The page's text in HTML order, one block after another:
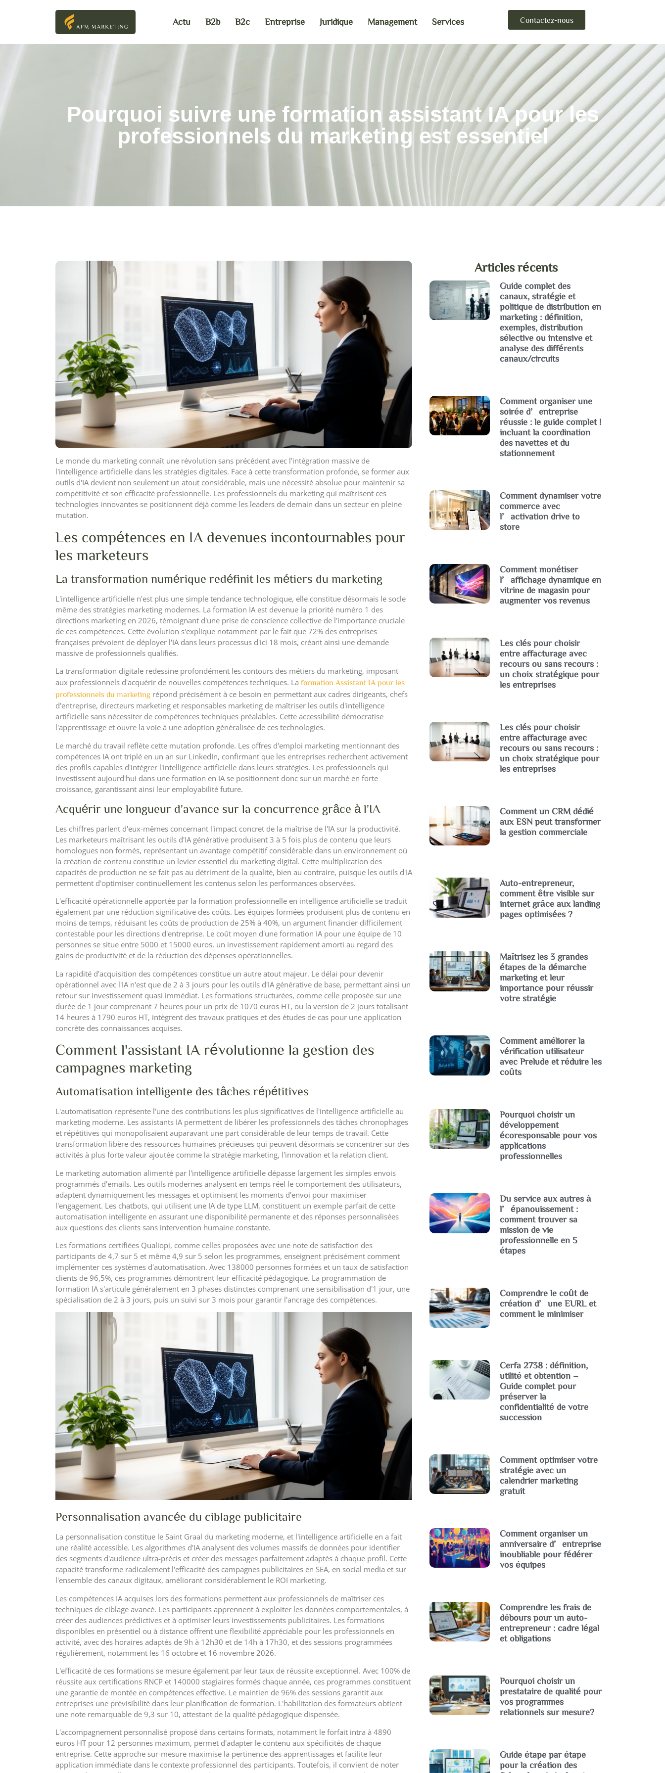
Contactez-nous
Actu B2b B2c Entreprise Juridique Management Services
Pourquoi suivre une formation assistant IA pour les
professionnels du marketing est essentiel
Le monde du marketing connaît une révolution sans précédent avec l'intégration massive de
l'intelligence artificielle dans les stratégies digitales. Face à cette transformation profonde, se former aux
outils d'IA devient non seulement un atout considérable, mais une nécessité absolue pour maintenir sa
compétitivité et son efficacité professionnelle. Les professionnels du marketing qui maîtrisent ces
technologies innovantes se positionnent déjà comme les leaders de demain dans un secteur en pleine
mutation.
Les compétences en IA devenues incontournables pour
les marketeurs
La transformation numérique redéfinit les métiers du marketing
L'intelligence artificielle n'est plus une simple tendance technologique, elle constitue désormais le socle
même des stratégies marketing modernes. La formation IA est devenue la priorité numéro 1 des
directions marketing en 2026, témoignant d'une prise de conscience collective de l'importance cruciale
de ces compétences. Cette évolution s'explique notamment par le fait que 72% des entreprises
françaises prévoient de déployer l'IA dans leurs processus d'ici 18 mois, créant ainsi une demande
massive de professionnels qualifiés.
La transformation digitale redessine profondément les contours des métiers du marketing, imposant
aux professionnels d'acquérir de nouvelles compétences techniques. La formation Assistant IA pour les
professionnels du marketing répond précisément à ce besoin en permettant aux cadres dirigeants, chefs
d'entreprise, directeurs marketing et responsables marketing de maîtriser les outils d'intelligence
artificielle sans nécessiter de compétences techniques préalables. Cette accessibilité démocratise
l'apprentissage et ouvre la voie à une adoption généralisée de ces technologies.
Le marché du travail reflète cette mutation profonde. Les offres d'emploi marketing mentionnant des
compétences IA ont triplé en un an sur LinkedIn, confirmant que les entreprises recherchent activement
des profils capables d'intégrer l'intelligence artificielle dans leurs stratégies. Les professionnels qui
investissent aujourd'hui dans une formation en IA se positionnent donc sur un marché en forte
croissance, garantissant ainsi leur employabilité future.
Acquérir une longueur d'avance sur la concurrence grâce à l'IA
Les chiffres parlent d'eux-mêmes concernant l'impact concret de la maîtrise de l'IA sur la productivité.
Les marketeurs maîtrisant les outils d'IA générative produisent 3 à 5 fois plus de contenu que leurs
homologues non formés, représentant un avantage compétitif considérable dans un environnement où
la création de contenu constitue un levier essentiel du marketing digital. Cette multiplication des
capacités de production ne se fait pas au détriment de la qualité, bien au contraire, puisque les outils d'IA
permettent d'optimiser continuellement les contenus selon les performances observées.
L'efficacité opérationnelle apportée par la formation professionnelle en intelligence artificielle se traduit
également par une réduction significative des coûts. Les équipes formées produisent plus de contenu en
moins de temps, réduisant les coûts de production de 25% à 40%, un argument financier difficilement
contestable pour les directions d'entreprise. Le coût moyen d'une formation IA pour une équipe de 10
personnes se situe entre 5000 et 15000 euros, un investissement rapidement amorti au regard des
gains de productivité et de la réduction des dépenses opérationnelles.
La rapidité d'acquisition des compétences constitue un autre atout majeur. Le délai pour devenir
opérationnel avec l'IA n'est que de 2 à 3 jours pour les outils d'IA générative de base, permettant ainsi un
retour sur investissement quasi immédiat. Les formations structurées, comme celle proposée sur une
durée de 1 jour comprenant 7 heures pour un prix de 1070 euros HT, ou la version de 2 jours totalisant
14 heures à 1790 euros HT, intègrent des travaux pratiques et des études de cas pour une application
concrète des connaissances acquises.
Comment l'assistant IA révolutionne la gestion des
campagnes marketing
Automatisation intelligente des tâches répétitives
L'automatisation représente l'une des contributions les plus significatives de l'intelligence artificielle au
marketing moderne. Les assistants IA permettent de libérer les professionnels des tâches chronophages
et répétitives qui monopolisaient auparavant une part considérable de leur temps de travail. Cette
transformation libère des ressources humaines précieuses qui peuvent désormais se concentrer sur des
activités à plus forte valeur ajoutée comme la stratégie marketing, l'innovation et la relation client.
Le marketing automation alimenté par l'intelligence artificielle dépasse largement les simples envois
programmés d'emails. Les outils modernes analysent en temps réel le comportement des utilisateurs,
adaptent dynamiquement les messages et optimisent les moments d'envoi pour maximiser
l'engagement. Les chatbots, qui utilisent une IA de type LLM, constituent un exemple parfait de cette
automatisation intelligente en assurant une disponibilité permanente et des réponses personnalisées
aux questions des clients sans intervention humaine constante.
Les formations certifiées Qualiopi, comme celles proposées avec une note de satisfaction des
participants de 4,7 sur 5 et même 4,9 sur 5 selon les programmes, enseignent précisément comment
implémenter ces systèmes d'automatisation. Avec 138000 personnes formées et un taux de satisfaction
clients de 96,5%, ces programmes démontrent leur efficacité pédagogique. La programmation de
formation IA s'articule généralement en 3 phases distinctes comprenant une sensibilisation d'1 jour, une
spécialisation de 2 à 3 jours, puis un suivi sur 3 mois pour garantir l'ancrage des compétences.
Personnalisation avancée du ciblage publicitaire
La personnalisation constitue le Saint Graal du marketing moderne, et l'intelligence artificielle en a fait
une réalité accessible. Les algorithmes d'IA analysent des volumes massifs de données pour identifier
des segments d'audience ultra-précis et créer des messages parfaitement adaptés à chaque profil. Cette
capacité transforme radicalement l'efficacité des campagnes publicitaires en SEA, en social media et sur
l'ensemble des canaux digitaux, améliorant considérablement le ROI marketing.
Les compétences IA acquises lors des formations permettent aux professionnels de maîtriser ces
techniques de ciblage avancé. Les participants apprennent à exploiter les données comportementales, à
créer des audiences prédictives et à optimiser leurs investissements publicitaires. Les formations
disponibles en présentiel ou à distance offrent une flexibilité appréciable pour les professionnels en
activité, avec des horaires adaptés de 9h à 12h30 et de 14h à 17h30, et des sessions programmées
régulièrement, notamment les 16 octobre et 16 novembre 2026.
L'efficacité de ces formations se mesure également par leur taux de réussite exceptionnel. Avec 100% de
réussite aux certifications RNCP et 140000 stagiaires formés chaque année, ces programmes constituent
une garantie de montée en compétences effective. Le maintien de 96% des sessions garantit aux
entreprises une prévisibilité dans leur planification de formation. L'habilitation des formateurs obtient
une note remarquable de 9,3 sur 10, attestant de la qualité pédagogique dispensée.
L'accompagnement personnalisé proposé dans certains formats, notamment le forfait intra à 4890
euros HT pour 12 personnes maximum, permet d'adapter le contenu aux spécificités de chaque
entreprise. Cette approche sur-mesure maximise la pertinence des apprentissages et facilite leur
application immédiate dans le contexte professionnel des participants. Toutefois, il convient de noter
Articles récents
Guide complet des
canaux, stratégie et
politique de distribution en
marketing : définition,
exemples, distribution
sélective ou intensive et
analyse des différents
canaux/circuits
Comment organiser une
soirée d’entreprise
réussie : le guide complet !
incluant la coordination
des navettes et du
stationnement
Comment dynamiser votre
commerce avec
l’activation drive to
store
Comment monétiser
l’affichage dynamique en
vitrine de magasin pour
augmenter vos revenus
Les clés pour choisir
entre affacturage avec
recours ou sans recours :
un choix stratégique pour
les entreprises
Les clés pour choisir
entre affacturage avec
recours ou sans recours :
un choix stratégique pour
les entreprises
Comment un CRM dédié
aux ESN peut transformer
la gestion commerciale
Auto-entrepreneur,
comment être visible sur
internet grâce aux landing
pages optimisées ?
Maîtrisez les 3 grandes
étapes de la démarche
marketing et leur
importance pour réussir
votre stratégie
Comment améliorer la
vérification utilisateur
avec Prelude et réduire les
coûts
Pourquoi choisir un
développement
écoresponsable pour vos
applications
professionnelles
Du service aux autres à
l’épanouissement :
comment trouver sa
mission de vie
professionnelle en 5
étapes
Comprendre le coût de
création d’une EURL et
comment le minimiser
Cerfa 2738 : définition,
utilité et obtention –
Guide complet pour
préserver la
confidentialité de votre
succession
Comment optimiser votre
stratégie avec un
calendrier marketing
gratuit
Comment organiser un
anniversaire d’entreprise
inoubliable pour fédérer
vos équipes
Comprendre les frais de
débours pour un auto-
entrepreneur : cadre légal
et obligations
Pourquoi choisir un
prestataire de qualité pour
vos programmes
relationnels sur mesure?
Guide étape par étape
pour la création des